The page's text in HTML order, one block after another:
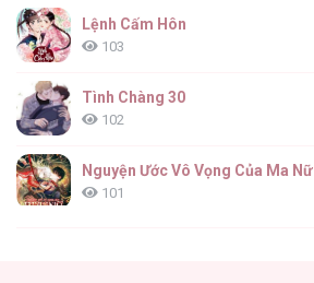
Lệnh Cấm Hôn
103
Tình Chàng 30
102
Nguyện Ước Vô Vọng Của Ma Nữ
101